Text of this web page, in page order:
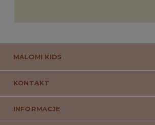
MALOMI KIDS
KONTAKT
INFORMACJE